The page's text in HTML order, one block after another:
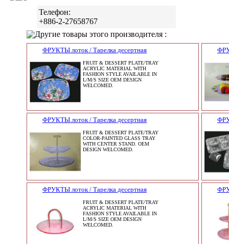
Телефон:
+886-2-27658767
Другие товары этого производителя :
ФРУКТЫ лоток / Тарелка десертная
FRUIT & DESSERT PLATE/TRAY
ACRYLIC MATERIAL WITH
FASHION STYLE AVAILABLE IN
L/M/S SIZE OEM DESIGN
WELCOMED.
ФРУКТЫ лоток / Тарелка десертная
FRUIT & DESSERT PLATE/TRAY
COLOR-PAINTED GLASS TRAY
WITH CENTER STAND. OEM
DESIGN WELCOMED.
ФРУКТЫ лоток / Тарелка десертная
FRUIT & DESSERT PLATE/TRAY
ACRYLIC MATERIAL WITH
FASHION STYLE AVAILABLE IN
L/M/S SIZE OEM DESIGN
WELCOMED.